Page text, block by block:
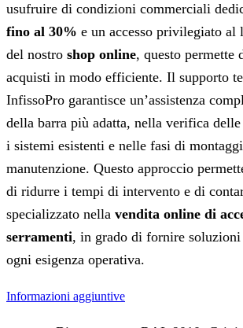
usufruire di condizioni commerciali
fino al 30% e un accesso privilegiato al
del nostro shop online, questo
acquisti in modo efficiente. Il supporto
InfissoPro garantisce un’assistenza
della barra più adatta, nella verifica
i sistemi esistenti e nelle fasi di
manutenzione. Questo approccio
di ridurre i tempi di intervento e di
specializzato nella vendita online di
serramenti, in grado di fornire
ogni esigenza operativa.
Informazioni aggiuntive